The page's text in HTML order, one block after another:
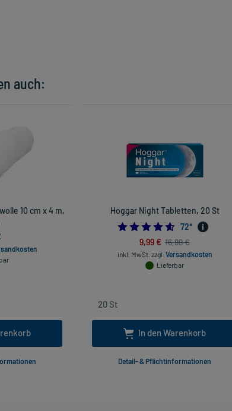
auch:
10 cm x 4 m,
Hoggar Night Tabletten, 20 St
4.611111111111111
72*
9,99 € 16,99 €
inkl. MwSt. zzgl. Versandkosten
Lieferbar
In den Warenkorb
Detail- & Pflichtinformationen